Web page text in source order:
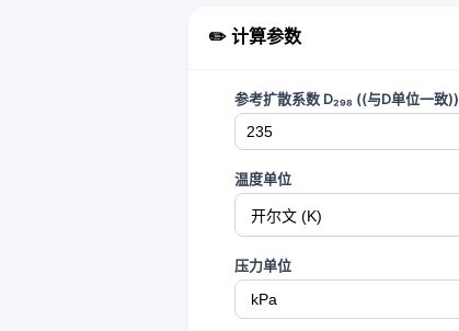
✏️ 计算参数
参考扩散系数 D₂₉₈ ((与D单位一致))
温度单位
压力单位